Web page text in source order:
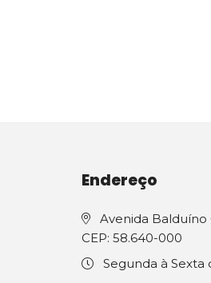
Endereço
Avenida Balduíno
CEP: 58.640-000
Segunda à Sexta